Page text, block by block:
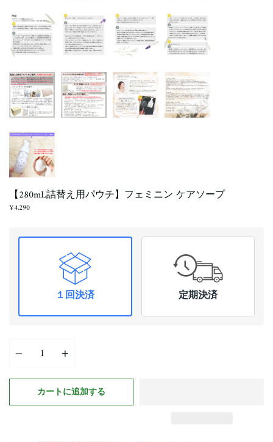
【280mL詰替え用パウチ】フェミニン ケアソープ
¥4,290
１回決済 定期決済
カートに追加する